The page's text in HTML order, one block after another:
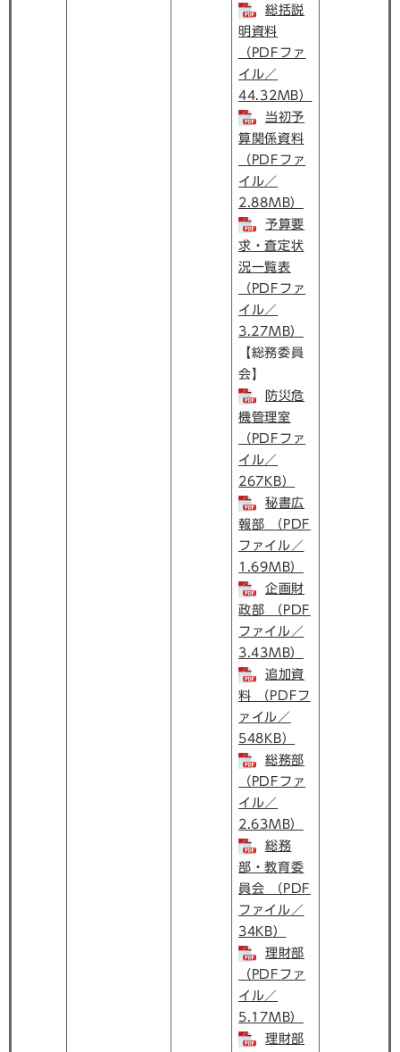
総括説
明資料
（PDFファ
イル／
44.32MB）
当初予
算関係資料
（PDFファ
イル／
2.88MB）
予算要
求・査定状
況一覧表
（PDFファ
イル／
3.27MB）
【総務委員
会】
防災危
機管理室
（PDFファ
イル／
267KB）
秘書広
報部 （PDF
ファイル／
1.69MB）
企画財
政部 （PDF
ファイル／
3.43MB）
追加資
料 （PDFフ
ァイル／
548KB）
総務部
（PDFファ
イル／
2.63MB）
総務
部・教育委
員会 （PDF
ファイル／
34KB）
理財部
（PDFファ
イル／
5.17MB）
理財部